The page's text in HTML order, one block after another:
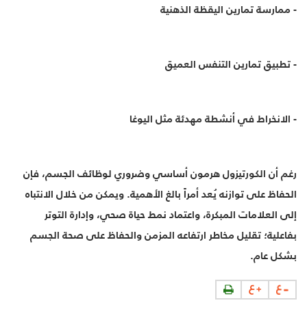
- ممارسة تمارين اليقظة الذهنية
-تطبيق تمارين التنفس العميق
- الانخراط في أنشطة مهدئة مثل اليوغا
رغم أن الكورتيزول هرمون أساسي وضروري لوظائف الجسم، فإن
الحفاظ على توازنه يُعد أمراً بالغ الأهمية. ويمكن من خلال الانتباه
إلى العلامات المبكرة، واعتماد نمط حياة صحي، وإدارة التوتر
بفاعلية؛ تقليل مخاطر ارتفاعه المزمن والحفاظ على صحة الجسم
بشكل عام.